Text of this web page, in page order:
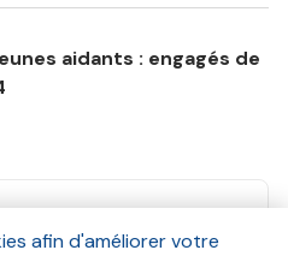
aidants : engagés de
afin d'améliorer votre